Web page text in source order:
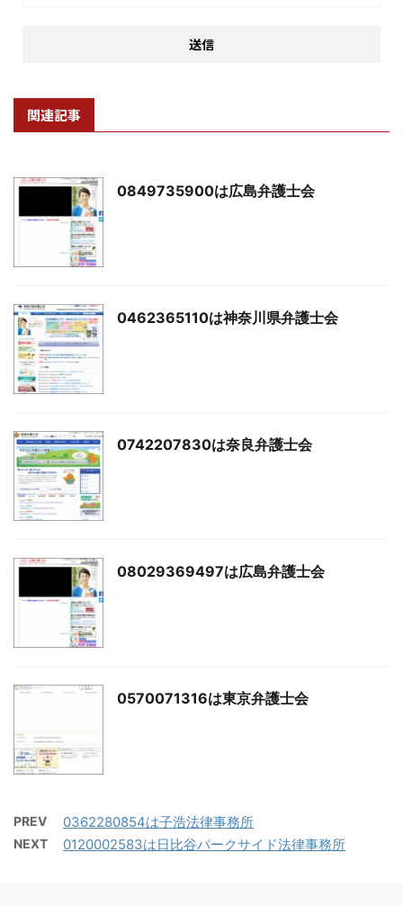
関連記事
0849735900は広島弁護士会
0462365110は神奈川県弁護士会
0742207830は奈良弁護士会
08029369497は広島弁護士会
0570071316は東京弁護士会
PREV 0362280854は子浩法律事務所
NEXT 0120002583は日比谷パークサイド法律事務所